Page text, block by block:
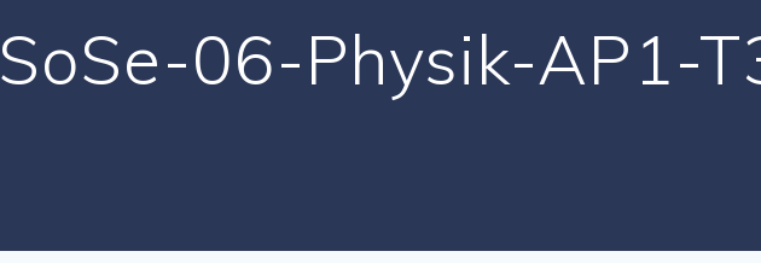
SoSe-06-Physik-AP1-